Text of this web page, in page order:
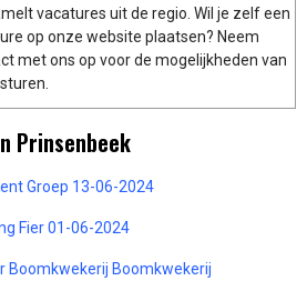
vacatures uit de regio. Wil je zelf een
op onze website plaatsen? Neem
met ons op voor de mogelijkheden van
Prinsenbeek
Groep 13-06-2024
Fier 01-06-2024
Boomkwekerij Boomkwekerij